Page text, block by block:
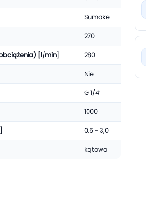
Sumake
270
[l/min] 280
Nie
G 1/4″
1000
0,5 - 3,0
kątowa